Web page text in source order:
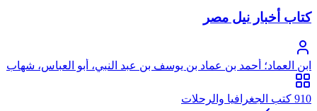
كتاب أخبار نيل مصر
ابن العماد؛ أحمد بن عماد بن يوسف بن عبد النبي، أبو العباس، شهاب
الدين الأقفهسي ثم القاهري
910 كتب الجغرافيا والرحلات